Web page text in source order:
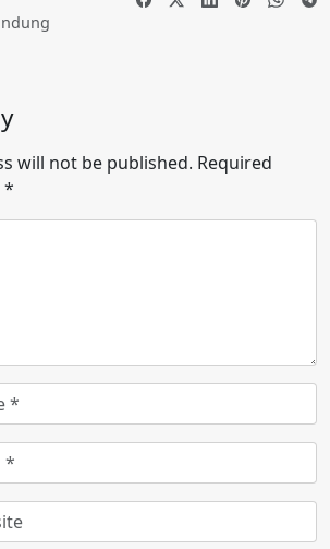
will not be published. Required
*